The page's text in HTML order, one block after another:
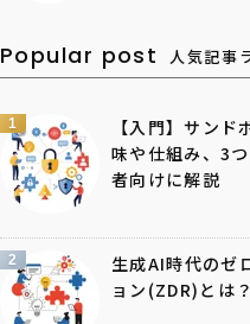
Popular post 人気記事
1
【入門】サンド
味や仕組み、3
者向けに解説
2
生成AI時代のゼ
ョン(ZDR)とは